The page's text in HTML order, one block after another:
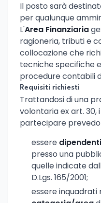
Il posto sarà
per qualunque
L'Area Finanziaria
ragioneria, tributi e
collocazione che
tecniche specifiche
procedure contabili
Requisiti richiesti
Trattandosi di una
volontaria ex art. 30,
partecipare
essere
presso una
quelle indicate
D.Lgs. 165/2001;
essere inquadrati